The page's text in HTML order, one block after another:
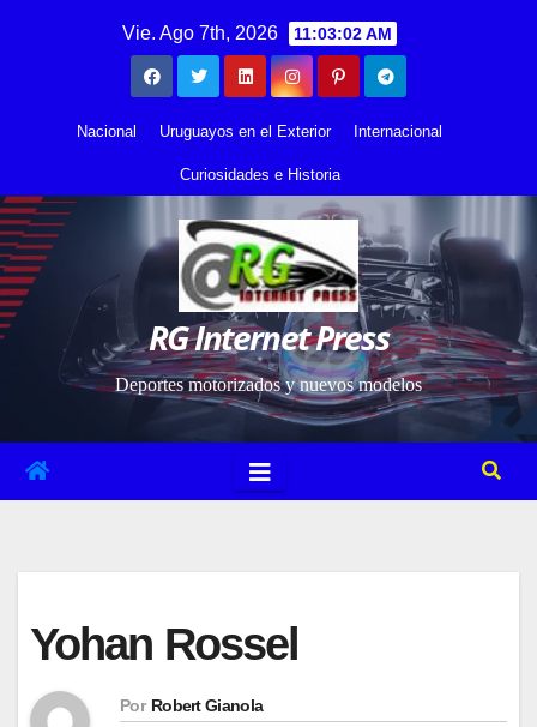
Vie. Ago 7th, 2026 11:03:03 AM
Nacional Uruguayos en el Exterior Internacional
Curiosidades e Historia
RG Internet Press
Deportes motorizados y nuevos modelos
Yohan Rossel
Por Robert Gianola